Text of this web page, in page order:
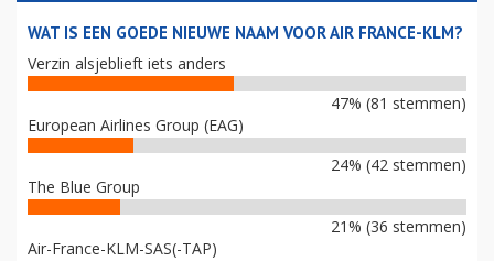
WAT IS EEN GOEDE NIEUWE NAAM VOOR AIR FRANCE-KLM?
Verzin alsjeblieft iets anders
47% (81 stemmen)
European Airlines Group (EAG)
24% (42 stemmen)
The Blue Group
21% (36 stemmen)
Air-France-KLM-SAS(-TAP)